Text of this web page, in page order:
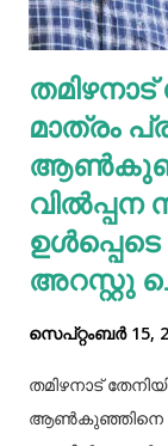
മുടിയിലെ അഴുക്കു
അത്യാവശ്യം.
തടസപ്പെടുത്തും.
ഉറക്കം എന്നിവ
മാത്രം
വില്‍പ്പന
അറസ്റ്റു
സെപ്റ്റംബർ 15,
തമിഴനാട്
ആണ്‍കുഞ്ഞിനെ